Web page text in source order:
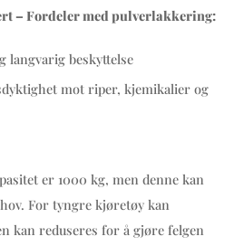
– Fordeler med pulverlakkering:
langvarig beskyttelse
mot riper, kjemikalier og
er 1000 kg, men denne kan
For tyngre kjøretøy kan
kan reduseres for å gjøre felgen